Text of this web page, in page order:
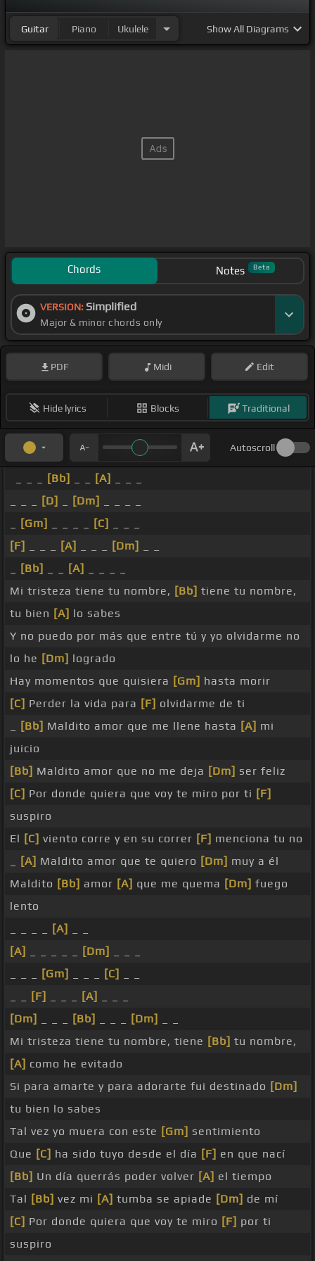
Guitar Piano Ukulele ShowAll Diagrams
Chords Notes Beta
VERSION: Simplified
Major & minor chords only
PDF Midi Edit
Hide lyrics Blocks Traditional
Autoscroll
[Bb] [A]
[D] [Dm]
[Gm] [C]
[F]
[A] [Dm]
[Bb] [A]
Mi tristeza tiene tu nombre, [Bb] tiene tu nombre,
tu bien [A] lo sabes
Y no puedo por más que entre tú y yo olvidarme no
lo he [Dm] logrado
Hay momentos que quisiera [Gm] hasta morir
[C] Perder la vida para [F] olvidarme de ti
[Bb] Maldito amor que me llene hasta [A] mi
juicio
[Bb] Maldito amor que no me deja [Dm] ser feliz
[C] Por donde quiera que voy te miro por ti [F]
suspiro
El [C] viento corre y en su correr [F] menciona tu no
[A] Maldito amor que te quiero [Dm] muy a él
Maldito [Bb] amor [A] que me quema [Dm] fuego
lento
[A]
[A]
[Dm]
[Gm] [C]
[F] [A]
[Dm]
[Bb] [Dm]
Mi tristeza tiene tu nombre, tiene [Bb] tu nombre,
[A] como he evitado
Si para amarte y para adorarte fui destinado [Dm]
tu bien lo sabes
Tal vez yo muera con este [Gm] sentimiento
Que [C] ha sido tuyo desde el día [F] en que nací
[Bb] Un día querrás poder volver [A] el tiempo
Tal [Bb] vez mi [A] tumba se apiade [Dm] de mí
[C] Por donde quiera que voy te miro [F] por ti
suspiro